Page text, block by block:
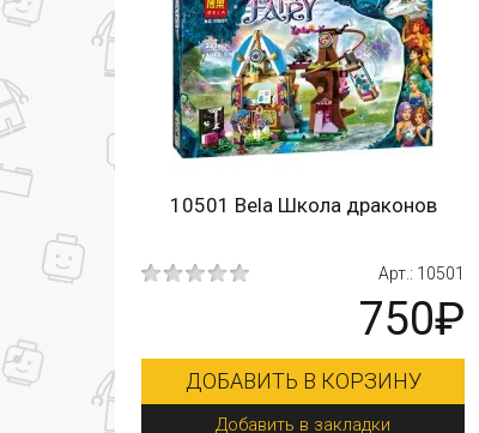
10501 Bela Школа драконов
Арт.: 10501
750₽
ДОБАВИТЬ В КОРЗИНУ
Добавить в закладки